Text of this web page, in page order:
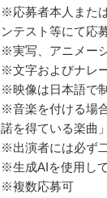
※応募者本人また
ンテスト等にて応
※実写、アニメー
※文字およびナレ
※映像は日本語で
※音楽を付ける場
諾を得ている楽曲
※出演者には必ず
※生成AIを使用し
※複数応募可